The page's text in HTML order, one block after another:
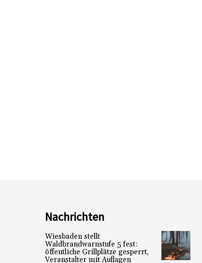
Nachrichten
Wiesbaden stellt
Waldbrandwarnstufe 5 fest:
öffentliche Grillplätze gesperrt,
Veranstalter mit Auflagen